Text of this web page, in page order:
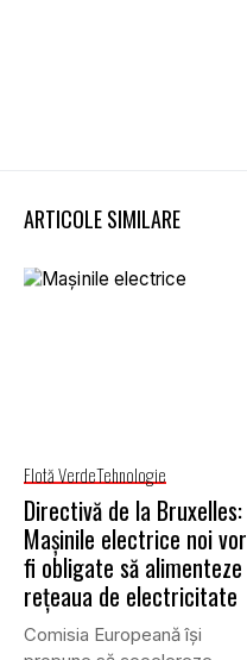
ARTICOLE SIMILARE
Flotă VerdeTehnologie
Directivă de la Bruxelles:
Mașinile electrice noi vor
fi obligate să alimenteze
rețeaua de electricitate
Comisia Europeană își